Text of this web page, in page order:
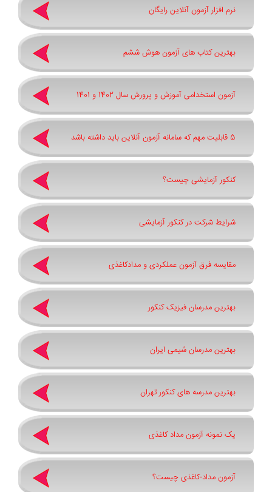
نرم افزار آزمون آنلاین رایگان
بهترین کتاب های آزمون هوش ششم
آزمون استخدامی آموزش و پرورش سال 1402 و 1401
5 قابلیت مهم که سامانه آزمون آنلاین باید داشته باشد
کنکور آزمایشی چیست؟
شرایط شرکت در کنکور آزمایشی
مقایسه فرق آزمون عملکردی و مدادکاغذی
بهترین مدرسان فیزیک کنکور
بهترین مدرسان شیمی ایران
بهترین مدرسه های کنکور تهران
یک نمونه آزمون مداد کاغذی
آزمون مداد-کاغذی چیست؟